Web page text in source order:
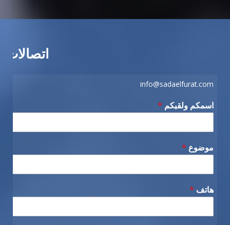
اتصالات
info@sadaelfurat.com
اسمكم ولقبكم *
موضوع *
هاتف *